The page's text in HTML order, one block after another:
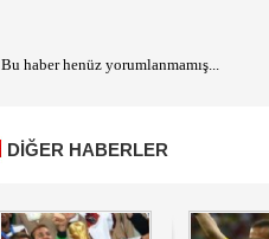
Bu haber henüz yorumlanmamış...
DİĞER HABERLER